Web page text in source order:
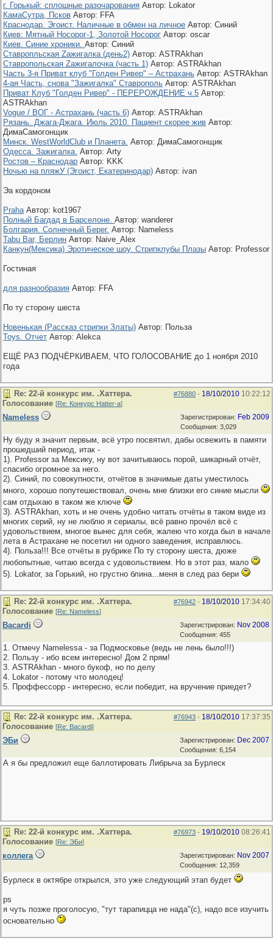
г. Горькый: сплошные разочарования Автор: Lokator
КамаСутра, Псков Автор: FFA
Краснодар. Эгоист. Наличные в обмен на личное Автор: Синий
Киев: Мятный Носорог-1, Золотой Носорог Автор: oscar
Киев. Синие хроники. Автор: Синий
Ставропльская Zажигалка (день2) Автор: ASTRAkhan
Ставропольская Zажигалочка (часть 1) Автор: ASTRAkhan
Часть 3-я Приват клуб "Голден Ривер" – Астрахань Автор: ASTRAkhan
4-ая Часть, снова "Зажигалка" Ставрополь Автор: ASTRAkhan
Приват Клуб "Голден Ривер" - ПЕРЕРОЖДЕНИЕ ч.5 Автор:
ASTRAkhan
Vogue / ВОГ - Астрахань (часть 6) Автор: ASTRAkhan
Рязань. Джага-Джага. Июль 2010. Пациент скорее жив Автор:
ДимаСамогонщик
Минск. WestWorldClub и Планета. Автор: ДимаСамогонщик
Одесса. Зажигалка. Автор: Arty
Ростов – Краснодар Автор: KKK
Ночью на пляжУ (Эгоист, Екатеринодар) Автор: ivan
Эа кордоном
PrahaАвтор: kot1967
Полный Багдад в Барселоне. Автор: wanderer
Болгария. Солнечный Берег. Автор: Nameless
Tabu Bar, Берлин Автор: Naive_Alex
Канкун(Мексика) Эротическое шоу. Стрипклубы Плазы Автор: Professor
Гостиная
для разнообразия Автор: FFA
По ту сторону шеста
Новенькая (Рассказ стрипки Златы) Автор: Польза
Toys. Отчет Автор: Alekca
ЕЩЁ РАЗ ПОДЧЁРКИВАЕМ, ЧТО ГОЛОСОВАНИЕ до 1 ноября 2010
года
#76880 - 18/10/2010 10:22:12
Re: 22-й конкурс им. .Хаттера.
Голосование [Re: Конкурс Hatter-a]
Зарегистрирован: Feb 2009
Сообщения: 3,029
Nameless
Ну буду я значит первым, всё утро посвятил, дабы освежить в памяти
прошедший период, итак -
1). Professor за Мексику, ну вот зачитываюсь порой, шикарный отчёт,
спасибо огромное за него.
2). Синий, по совокупности, отчётов в значимые даты уместилось
много, хорошо попутешествовал, очень мне близки его синие мысли
сам отдыхаю в таком же ключе
3). ASTRAkhan, хоть и не очень удобно читать отчёты в таком виде из
многих серий, ну не люблю я сериалы, всё равно прочёл всё с
удовольствием, многое вынес для себя, жалею что когда был в начале
лета в Астрахане не посетил ни одного заведения, исправлюсь.
4). Польза!!! Все отчёты в рубрике По ту сторону шеста, дюже
любопытные, читаю всегда с удовольствием. Но в этот раз, мало
5). Lokator, за Горький, но грустно блина...меня в след раз бери
#76942 - 18/10/2010 17:34:40
Re: 22-й конкурс им. .Хаттера.
Голосование [Re: Nameless]
Зарегистрирован: Nov 2008
Сообщения: 455
Bacardi
1. Отмечу Namelessa - за Подмосковье (ведь не лень было!!!)
2. Пользу - ибо всем интересно! Дом 2 прям!
3. АSTRAkhan - много букоф, но по делу
4. Lokator - потому что молодец!
5. Проффессорр - интересно, если победит, на вручение приедет?
#76943 - 18/10/2010 17:37:35
Re: 22-й конкурс им. .Хаттера.
Голосование [Re: Bacardi]
Зарегистрирован: Dec 2007
Сообщения: 6,154
ЭБи
А я бы предложил еще баллотировать Либрыча за Бурлеск
#76973 - 19/10/2010 08:26:41
Re: 22-й конкурс им. .Хаттера.
Голосование [Re: ЭБи]
Зарегистрирован: Nov 2007
Сообщения: 12,359
коллега
Бурлеск в октябре открылся, это уже следующий этап будет
ps
я чуть позже проголосую, "тут тарапицца не нада"(с), надо все изучить
основательно